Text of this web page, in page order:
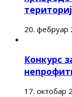
20. фебруар
Конкурс
17. октобар